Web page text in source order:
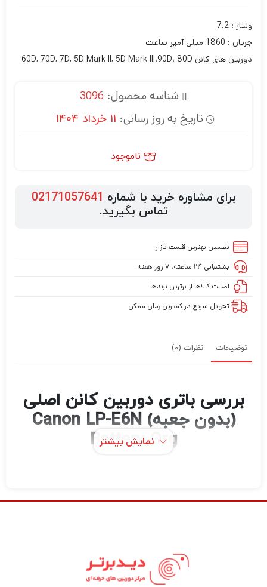
ولتاژ : 7.2
جریان : 1860 میلی آمپر ساعت
دوربین های کانن 60D, 70D, 7D, 5D Mark ll, 5D Mark lll،90D، 80D
شناسه محصول: 3096
تاریخ به روز رسانی: 11 خرداد 1404
ناموجود
برای مشاوره خرید با شماره 02171057641
تماس بگیرید.
تضمین بهترین قیمت بازار
پشتیبانی ۲۴ ساعته، ۷ روز هفته
اصالت کالاها از برترین برندها
تحویل سریع در کمترین زمان ممکن
توضیحات نظرات (0)
بررسی باتری دوربین کانن اصلی
(بدون جعبه) Canon LP-E6N
Battery Org
فعالیت هستید قطعاً برای این که بتوانید عکس
باکیفیت و مجهز برای عکاسی و فیلمبرداری دارید.
اگر میخواهید بهترین دوربین عکاسی و
نمایش بیشتر